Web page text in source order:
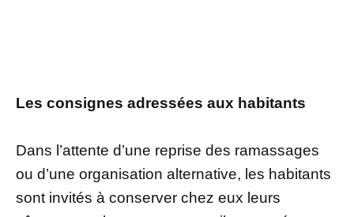
Les consignes adressées aux habitants
Dans l’attente d’une reprise des ramassages
ou d’une organisation alternative, les habitants
sont invités à conserver chez eux leurs